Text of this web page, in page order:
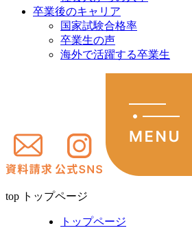
卒業後のキャリア
国家試験合格率
卒業生の声
海外で活躍する卒業生
top トップページ
トップページ